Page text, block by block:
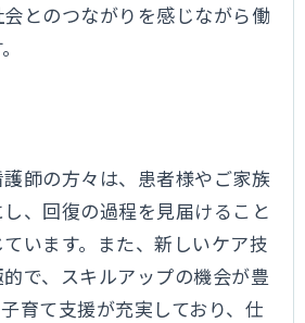
とのつながりを感じながら働
師の方々は、患者様やご家族
、回復の過程を見届けること
います。また、新しいケア技
で、スキルアップの機会が豊
育て支援が充実しており、仕